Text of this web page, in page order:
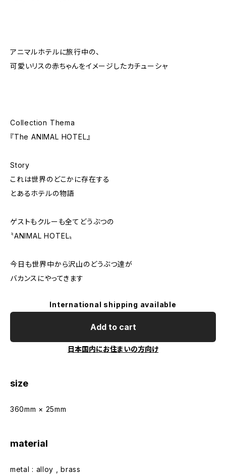
アニマルホテルに旅行中の、
可愛いリスの赤ちゃんをイメージしたカチューシャ
Collection Thema
『The ANIMAL HOTEL』
Story
これは世界のどこかに存在する
とあるホテルの物語
ゲストもクルーも全てどうぶつの
〝ANIMAL HOTEL〟
今日も世界中から沢山のどうぶつ達が
バカンスにやってきます
International shipping available
Add to cart
日本国内にお住まいの方向け
size
360mm × 25mm
material
metal : alloy , brass